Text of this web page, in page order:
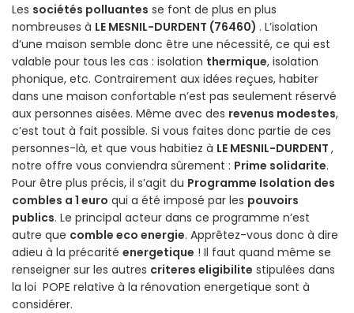
Les sociétés polluantes se font de plus en plus
nombreuses à LE MESNIL-DURDENT (76460) . L’isolation
d’une maison semble donc être une nécessité, ce qui est
valable pour tous les cas : isolation thermique, isolation
phonique, etc. Contrairement aux idées reçues, habiter
dans une maison confortable n’est pas seulement réservé
aux personnes aisées. Même avec des revenus modestes,
c’est tout à fait possible. Si vous faites donc partie de ces
personnes-là, et que vous habitiez à LE MESNIL-DURDENT ,
notre offre vous conviendra sûrement : Prime solidarite.
Pour être plus précis, il s’agit du Programme Isolation des
combles a 1 euro qui a été imposé par les pouvoirs
publics. Le principal acteur dans ce programme n’est
autre que comble eco energie. Apprêtez-vous donc à dire
adieu à la précarité energetique ! Il faut quand même se
renseigner sur les autres criteres eligibilite stipulées dans
la loi POPE relative à la rénovation energetique sont à
considérer.